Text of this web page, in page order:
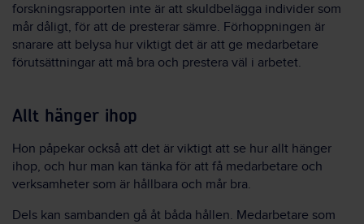
forskningsrapporten inte är att skuldbelägga individer som
mår dåligt, för att de presterar sämre. Förhoppningen är
snarare att belysa hur viktigt det är att ge medarbetare
förutsättningar att må bra och prestera väl i arbetet.
Allt hänger ihop
Hon påpekar också att det är viktigt att se hur allt hänger
ihop, och hur man kan tänka för att få medarbetare och
verksamheter som är hållbara och mår bra.
Dels kan sambanden gå åt båda hållen. Medarbetare som